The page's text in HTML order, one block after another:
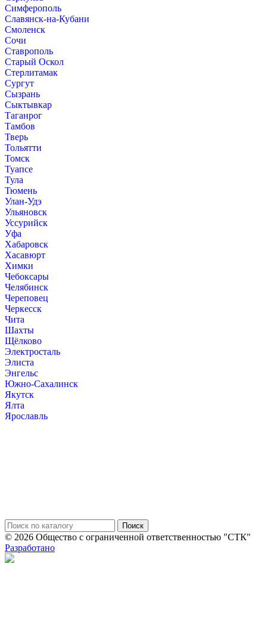
Симферополь
Славянск-на-Кубани
Смоленск
Сочи
Ставрополь
Старый Оскол
Стерлитамак
Сургут
Сызрань
Сыктывкар
Таганрог
Тамбов
Тверь
Тольятти
Томск
Туапсе
Тула
Тюмень
Улан-Удэ
Ульяновск
Уссурийск
Уфа
Хабаровск
Хасавюрт
Химки
Чебоксары
Челябинск
Череповец
Черкесск
Чита
Шахты
Щёлково
Электросталь
Элиста
Энгельс
Южно-Сахалинск
Якутск
Ялта
Ярославль
© 2026 Общество с ограниченной ответственностью "СТК"
Разработано